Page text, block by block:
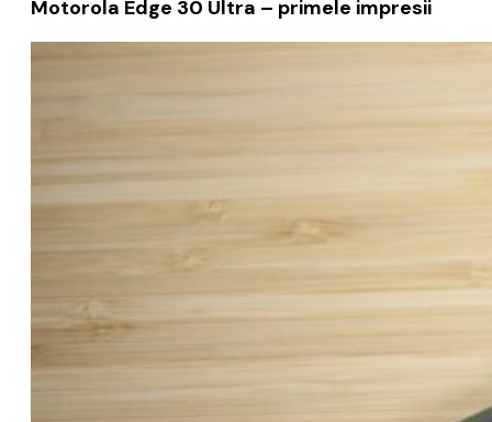
Motorola Edge 30 Ultra – primele impresii